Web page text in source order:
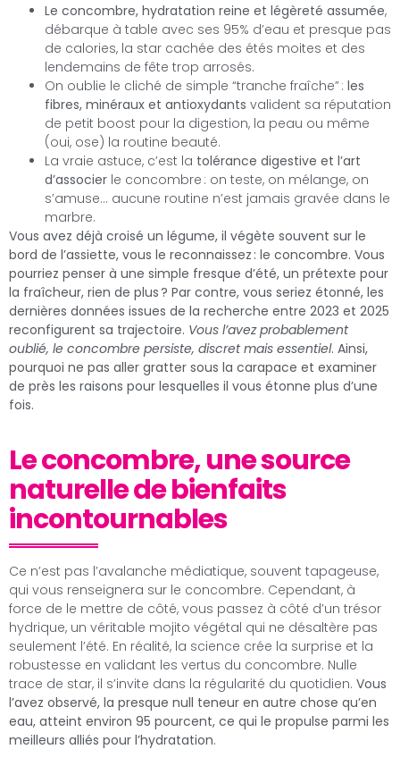
Le concombre, hydratation reine et légèreté assumée,
débarque à table avec ses 95% d’eau et presque pas
de calories, la star cachée des étés moites et des
lendemains de fête trop arrosés.
On oublie le cliché de simple “tranche fraîche” : les
fibres, minéraux et antioxydants valident sa réputation
de petit boost pour la digestion, la peau ou même
(oui, ose) la routine beauté.
La vraie astuce, c’est la tolérance digestive et l’art
d’associer le concombre : on teste, on mélange, on
s’amuse… aucune routine n’est jamais gravée dans le
marbre.
Vous avez déjà croisé un légume, il végète souvent sur le
bord de l’assiette, vous le reconnaissez : le concombre. Vous
pourriez penser à une simple fresque d’été, un prétexte pour
la fraîcheur, rien de plus ? Par contre, vous seriez étonné, les
dernières données issues de la recherche entre 2023 et 2025
reconfigurent sa trajectoire. Vous l’avez probablement
oublié, le concombre persiste, discret mais essentiel. Ainsi,
pourquoi ne pas aller gratter sous la carapace et examiner
de près les raisons pour lesquelles il vous étonne plus d’une
fois.
Le concombre, une source
naturelle de bienfaits
incontournables
Ce n’est pas l’avalanche médiatique, souvent tapageuse,
qui vous renseignera sur le concombre. Cependant, à
force de le mettre de côté, vous passez à côté d’un trésor
hydrique, un véritable mojito végétal qui ne désaltère pas
seulement l’été. En réalité, la science crée la surprise et la
robustesse en validant les vertus du concombre. Nulle
trace de star, il s’invite dans la régularité du quotidien. Vous
l’avez observé, la presque null teneur en autre chose qu’en
eau, atteint environ 95 pourcent, ce qui le propulse parmi les
meilleurs alliés pour l’hydratation.